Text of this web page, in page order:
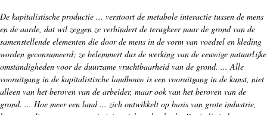
De kapitalistische productie ... verstoort de metabole interactie tussen de mens
en de aarde, dat wil zeggen ze verhindert de terugkeer naar de grond van de
samenstellende elementen die door de mens in de vorm van voedsel en kleding
worden geconsumeerd; ze belemmert dus de werking van de eeuwige natuurlijke
omstandigheden voor de duurzame vruchtbaarheid van de grond. ... Alle
vooruitgang in de kapitalistische landbouw is een vooruitgang in de kunst, niet
alleen van het beroven van de arbeider, maar ook van het beroven van de
grond. ... Hoe meer een land ... zich ontwikkelt op basis van grote industrie,